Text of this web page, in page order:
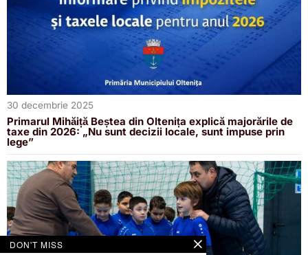
30 decembrie 2025
Primarul Mihăiță Beștea din Oltenița explică majorările de
taxe din 2026: „Nu sunt decizii locale, sunt impuse prin
lege”
DON'T MISS